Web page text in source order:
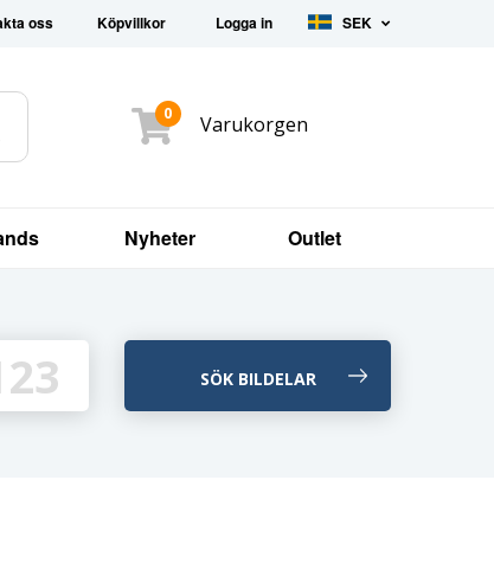
oss Köpvillkor Logga in SEK
0 Varukorgen
Nyheter Outlet